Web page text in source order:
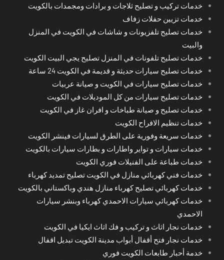
خدمات تركيب و تصليح ثلاجات و برادات ومجمدات بالكويت
خدمات تزيين حفلات زفاف
خدمات تصليح تلفزيونات و شاشات في الكويت في المنزل
والبيت
خدمات تصليح تلفونات في المنزل تصليح يجي البيت الكويت
خدمات تصليح سيارات حديثة و قديمة في الكويت 24 ساعة
خدمات تصليح سيارات في الكويت و صيانة عربيات
خدمات تصليح سيارات من كل الموديلات في الكويت
خدمات تصليح و صيانة طباخات و افران غاز في الكويت
خدمات تنظيم الافراح الكويت
خدمات سريعة وفورية على الطرق لسيارات فينشر الكويت
خدمات سيارات و تواير واطارات و بطارات سيارات بالكويت
خدمات طباعة على الفنيلات فوري الكويت
خدمات فني كهربائي منازل في الكويت تصليح تمديد كهرباء
خدمات كهربائي تصليح كهرباء منازل هندي وباكستاني بالكويت
خدمات كهربائي سيارات الاحمدي كهرباء وبنشر سيارات
الاحمدي
خدمات نجار اثاث و تركيب و فك اثاث ايكيا في الكويت
خدمات نجار فتح أقفال أبواب مدينة الكويت تبديل اقفال
خدمة أحبار طابعات الكويت فوري